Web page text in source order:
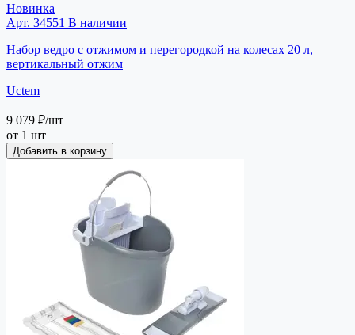
Новинка
Арт. 34551 В наличии
Набор ведро с отжимом и перегородкой на колесах 20 л,
вертикальный отжим
Uctem
9 079 ₽/шт
от 1 шт
Добавить в корзину